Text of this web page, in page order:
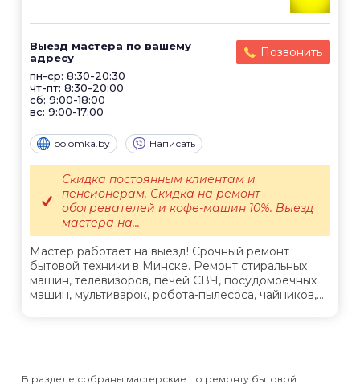
Выезд мастера по вашему
адресу
пн-ср: 8:30-20:30
чт-пт: 8:30-20:00
сб: 9:00-18:00
вс: 9:00-17:00
Позвонить
polomka.by Написать
Мастер работает на выезд! Срочный ремонт
бытовой техники в Минске. Ремонт стиральных
машин, телевизоров, печей СВЧ, посудомоечных
машин, мультиварок, робота-пылесоса, чайников,...
Скидка постоянным клиентам и
пенсионерам. Скидка на ремонт
обогревателей и кофе-машин 10%. Выезд
мастера на...
В разделе собраны мастерские по ремонту бытовой